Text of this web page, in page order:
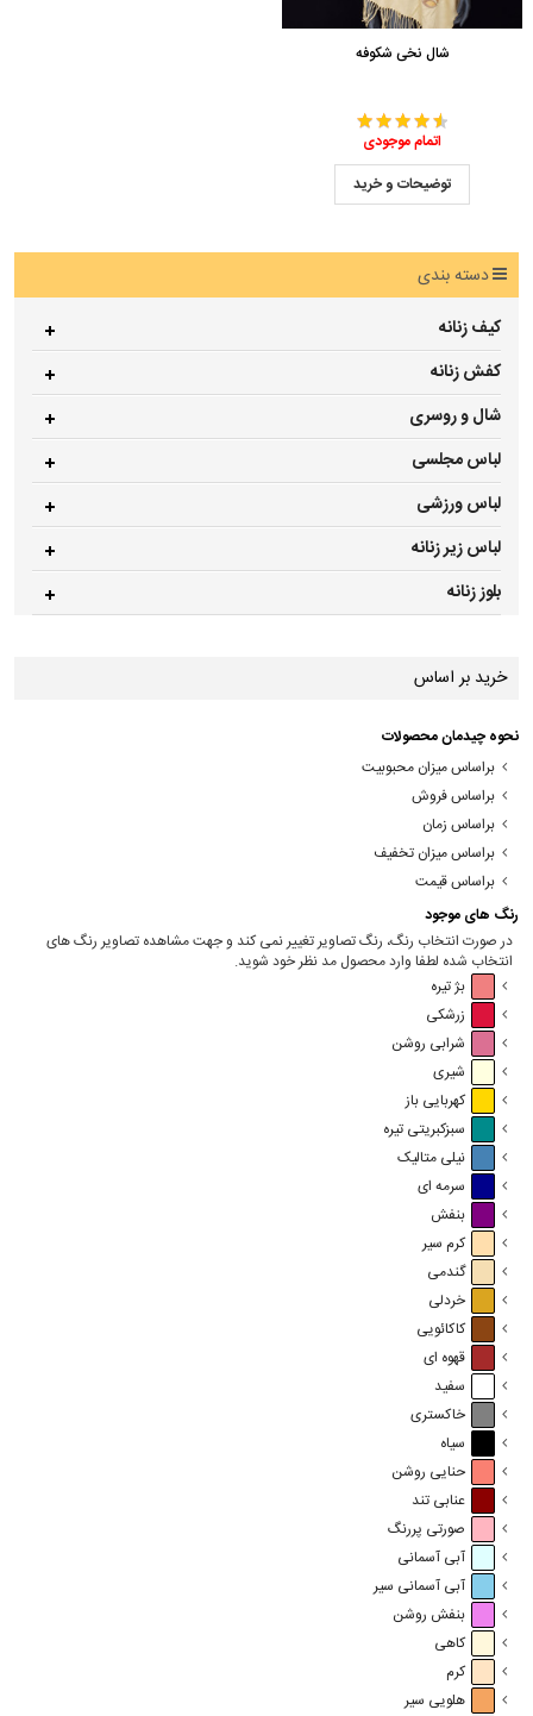
شال نخی شکوفه
اتمام موجودی
توضیحات و خرید
دسته بندی
کیف زنانه
کفش زنانه
شال و روسری
لباس مجلسی
لباس ورزشی
لباس زیر زنانه
بلوز زنانه
خرید بر اساس
نحوه چیدمان محصولات
براساس میزان محبوبیت
براساس فروش
براساس زمان
براساس میزان تخفیف
براساس قیمت
رنگ های موجود
در صورت انتخاب رنگ، رنگ تصاویر تغییر نمی کند و جهت مشاهده تصاویر رنگ های
انتخاب شده لطفا وارد محصول مد نظر خود شوید.
بژ تیره
زرشکی
شرابی روشن
شیری
کهربایی باز
سبزکبریتی تیره
نیلی متالیک
سرمه ای
بنفش
کرم سیر
گندمی
خردلی
کاکائویی
قهوه ای
سفید
خاکستری
سیاه
حنایی روشن
عنابی تند
صورتی پررنگ
آبی آسمانی
آبی آسمانی سیر
بنفش روشن
کاهی
کرم
هلویی سیر